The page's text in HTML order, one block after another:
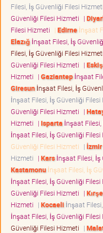
Filesi, İş Güvenliği Filesi Hizmeti
Güvenliği Filesi Hizmeti |
Filesi Hizmeti | Edirneİnşaat
Elazığ İnşaat Filesi, İş
Filesi, İş Güvenliği Filesi Hizmeti
Güvenliği Filesi Hizmeti |
Hizmeti | Gaziantepİnşaat
Giresunİnşaat Filesi, İş
İnşaat Filesi, İş Güvenliği Filesi
Güvenliği Filesi Hizmeti |
Hizmeti | Isparta İnşaat
İnşaat Filesi, İş Güvenliği Filesi
Güvenliği Filesi Hizmeti | İzmir
Hizmeti | Karsİnşaat Filesi, İş
Kastamonuİnşaat Filesi, İş
İnşaat Filesi, İş Güvenliği Filesi
Güvenliği Filesi Hizmeti |
Hizmeti | Kocaeli İnşaat
İnşaat Filesi, İş Güvenliği Filesi
Güvenliği Filesi Hizmeti |